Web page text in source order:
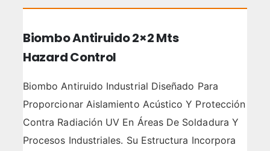
Biombo Antiruido 2×2 Mts
Hazard Control
Biombo Antiruido Industrial Diseñado Para
Proporcionar Aislamiento Acústico Y Protección
Contra Radiación UV En Áreas De Soldadura Y
Procesos Industriales. Su Estructura Incorpora